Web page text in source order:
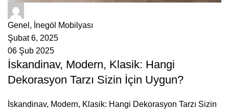
Genel , İnegöl Mobilyası
Şubat 6, 2025
06 Şub 2025
İskandinav, Modern, Klasik: Hangi
Dekorasyon Tarzı Sizin İçin Uygun?
İskandinav, Modern, Klasik: Hangi Dekorasyon Tarzı Sizin